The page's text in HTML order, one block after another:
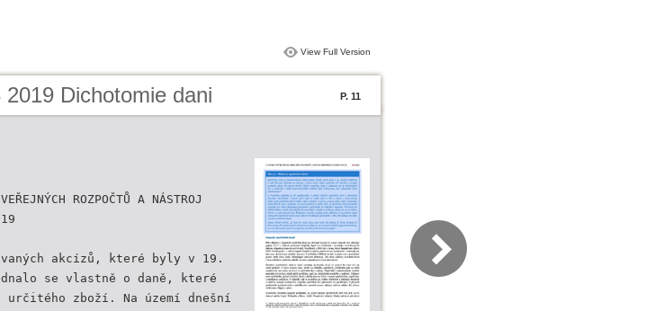
View Full Version
Dichotomie dani P. 11
ROZPOČTŮ A NÁSTROJ
akcízů, které byly v 19.
se vlastně o daně, které
zboží. Na území dnešní